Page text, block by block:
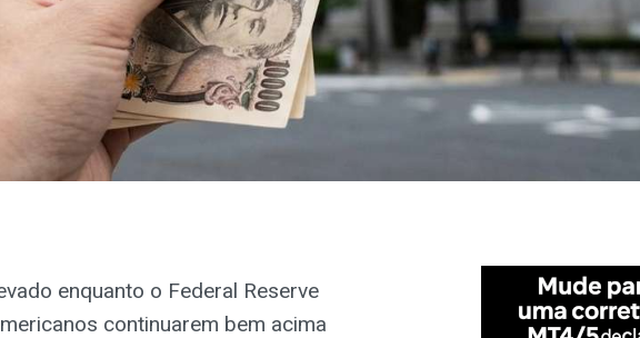
enquanto o Federal Reserve
continuarem bem acima